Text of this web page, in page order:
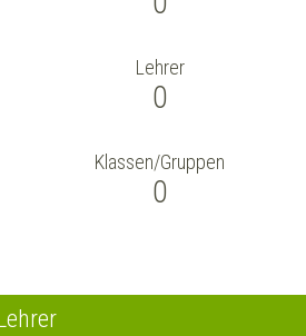
Lehrer
0
Klassen/Gruppen
0